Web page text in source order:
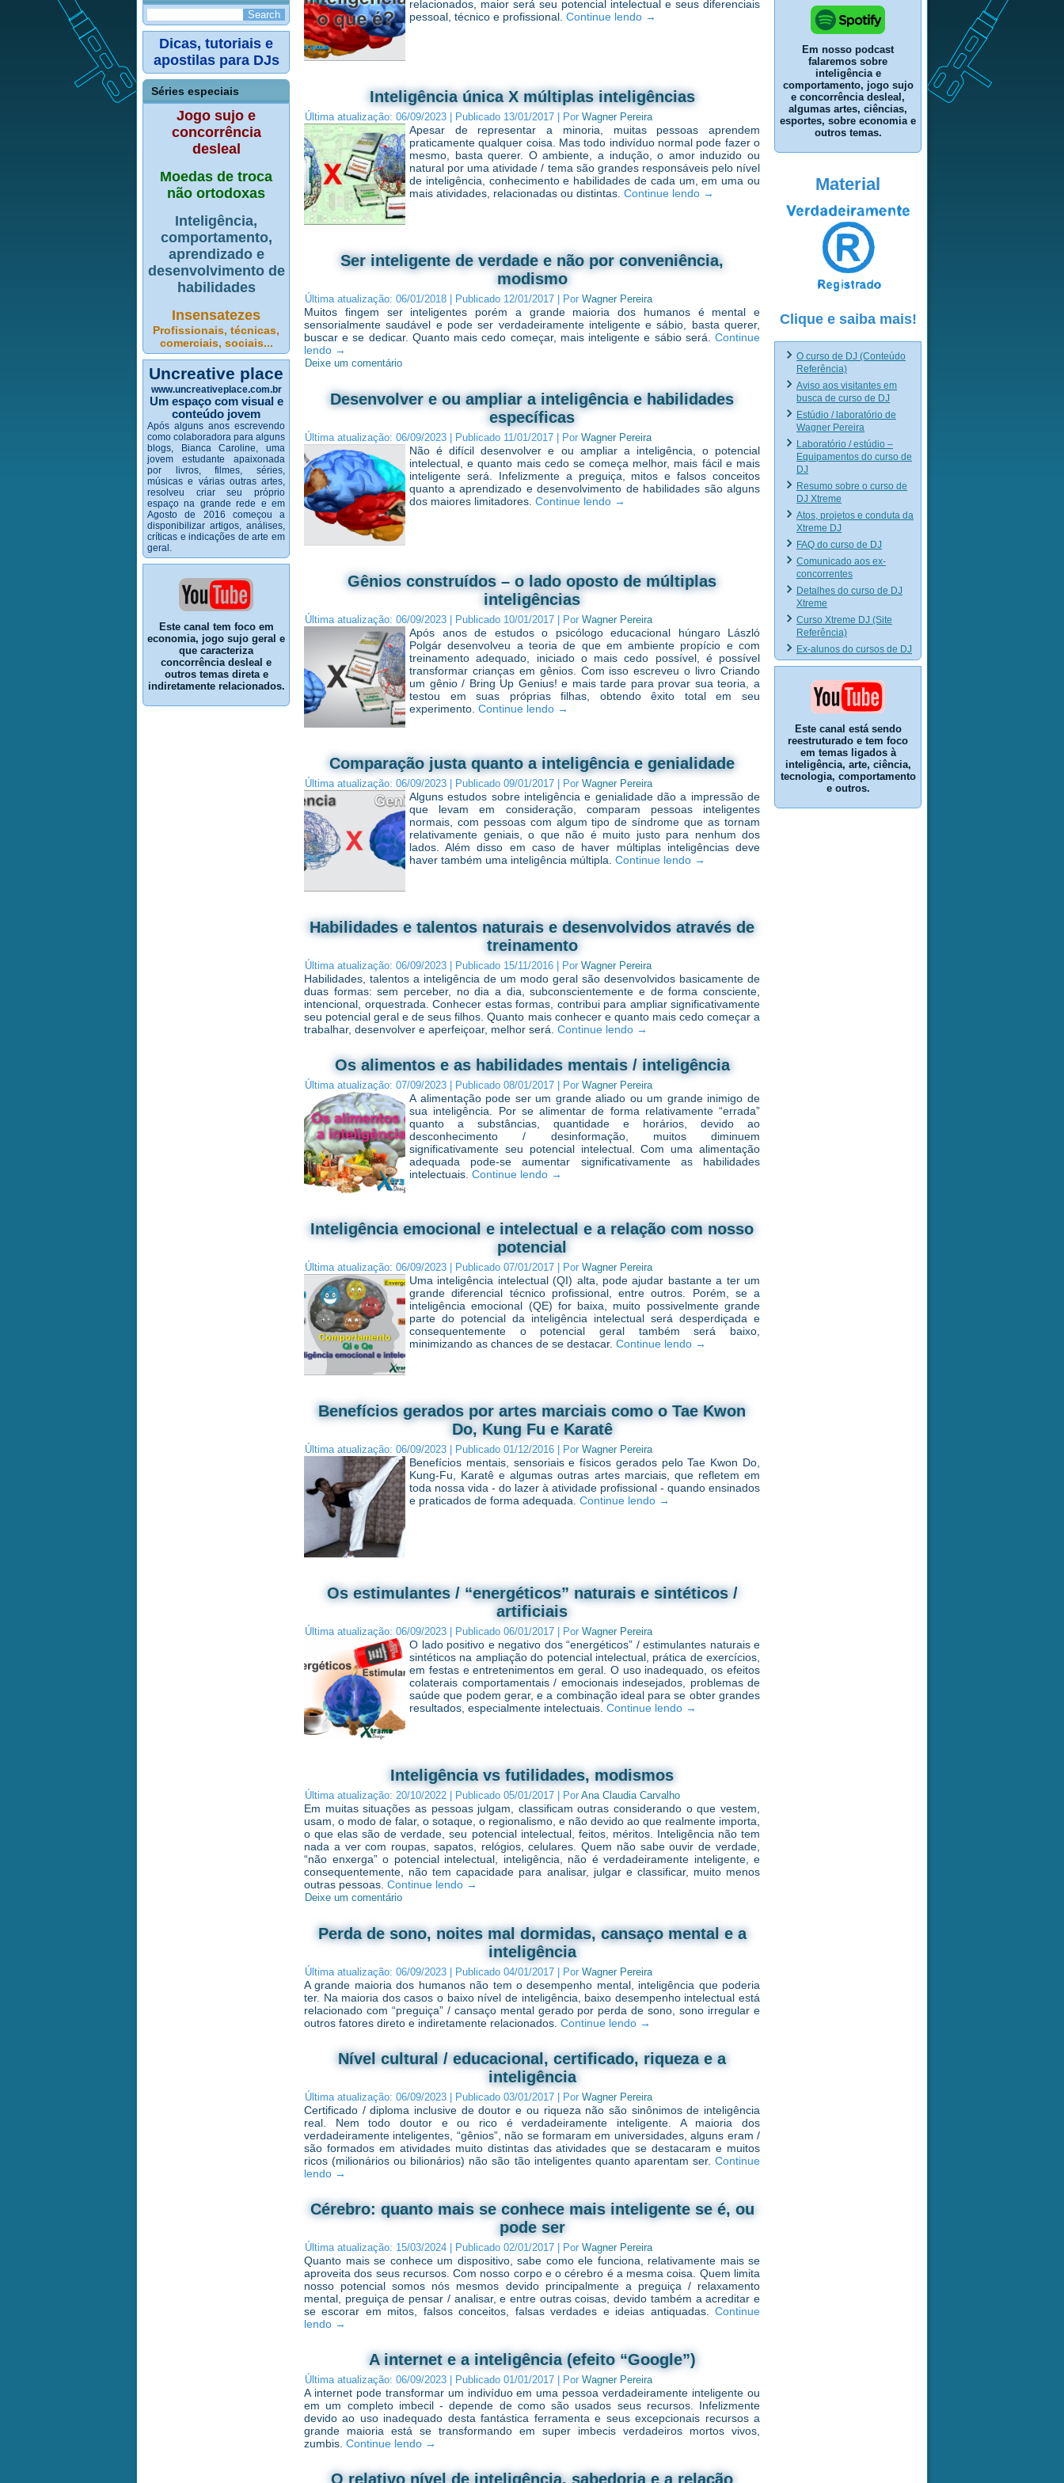
Dicas, tutoriais e
apostilas para DJs
Séries especiais
Jogo sujo e
concorrência
desleal
Moedas de troca
não ortodoxas
Inteligência,
comportamento,
aprendizado e
desenvolvimento de
habilidades
Insensatezes
Profissionais, técnicas,
comerciais, sociais...
Uncreative place
www.uncreativeplace.com.br
Um espaço com visual e
conteúdo jovem
Após alguns anos escrevendo
como colaboradora para alguns
blogs, Bianca Caroline, uma
jovem estudante apaixonada
por livros, filmes, séries,
músicas e várias outras artes,
resolveu criar seu próprio
espaço na grande rede e em
Agosto de 2016 começou a
disponibilizar artigos, análises,
críticas e indicações de arte em
geral.
Este canal tem foco em
economia, jogo sujo geral e
que caracteriza
concorrência desleal e
outros temas direta e
indiretamente relacionados.
relacionados, maior será seu potencial intelectual e seus diferenciais
pessoal, técnico e profissional. Continue lendo →
Inteligência única X múltiplas inteligências
Última atualização: 06/09/2023 Publicado 13/01/2017 Por Wagner Pereira
Apesar de representar a minoria, muitas pessoas aprendem
praticamente qualquer coisa. Mas todo indivíduo normal pode fazer o
mesmo, basta querer. O ambiente, a indução, o amor induzido ou
natural por uma atividade / tema são grandes responsáveis pelo nível
de inteligência, conhecimento e habilidades de cada um, em uma ou
mais atividades, relacionadas ou distintas. Continue lendo →
Ser inteligente de verdade e não por conveniência,
modismo
Última atualização: 06/01/2018 Publicado 12/01/2017 Por Wagner Pereira
Muitos fingem ser inteligentes porém a grande maioria dos humanos é mental e
sensorialmente saudável e pode ser verdadeiramente inteligente e sábio, basta querer,
buscar e se dedicar. Quanto mais cedo começar, mais inteligente e sábio será. Continue
lendo →
Deixe um comentário
Desenvolver e ou ampliar a inteligência e habilidades
específicas
Última atualização: 06/09/2023 Publicado 11/01/2017 Por Wagner Pereira
Não é difícil desenvolver e ou ampliar a inteligência, o potencial
intelectual, e quanto mais cedo se começa melhor, mais fácil e mais
inteligente será. Infelizmente a preguiça, mitos e falsos conceitos
quanto a aprendizado e desenvolvimento de habilidades são alguns
dos maiores limitadores. Continue lendo →
Gênios construídos – o lado oposto de múltiplas
inteligências
Última atualização: 06/09/2023 Publicado 10/01/2017 Por Wagner Pereira
Após anos de estudos o psicólogo educacional húngaro László
Polgár desenvolveu a teoria de que em ambiente propício e com
treinamento adequado, iniciado o mais cedo possível, é possível
transformar crianças em gênios. Com isso escreveu o livro Criando
um gênio / Bring Up Genius! e mais tarde para provar sua teoria, a
testou em suas próprias filhas, obtendo êxito total em seu
experimento. Continue lendo →
Comparação justa quanto a inteligência e genialidade
Última atualização: 06/09/2023 Publicado 09/01/2017 Por Wagner Pereira
Alguns estudos sobre inteligência e genialidade dão a impressão de
que levam em consideração, comparam pessoas inteligentes
normais, com pessoas com algum tipo de síndrome que as tornam
relativamente geniais, o que não é muito justo para nenhum dos
lados. Além disso em caso de haver múltiplas inteligências deve
haver também uma inteligência múltipla. Continue lendo →
Habilidades e talentos naturais e desenvolvidos através de
treinamento
Última atualização: 06/09/2023 Publicado 15/11/2016 Por Wagner Pereira
Habilidades, talentos a inteligência de um modo geral são desenvolvidos basicamente de
duas formas: sem perceber, no dia a dia, subconscientemente e de forma consciente,
intencional, orquestrada. Conhecer estas formas, contribui para ampliar significativamente
seu potencial geral e de seus filhos. Quanto mais conhecer e quanto mais cedo começar a
trabalhar, desenvolver e aperfeiçoar, melhor será. Continue lendo →
Os alimentos e as habilidades mentais / inteligência
Última atualização: 07/09/2023 Publicado 08/01/2017 Por Wagner Pereira
A alimentação pode ser um grande aliado ou um grande inimigo de
sua inteligência. Por se alimentar de forma relativamente “errada”
quanto a substâncias, quantidade e horários, devido ao
desconhecimento / desinformação, muitos diminuem
significativamente seu potencial intelectual. Com uma alimentação
adequada pode-se aumentar significativamente as habilidades
intelectuais. Continue lendo →
Inteligência emocional e intelectual e a relação com nosso
potencial
Última atualização: 06/09/2023 Publicado 07/01/2017 Por Wagner Pereira
Uma inteligência intelectual (QI) alta, pode ajudar bastante a ter um
grande diferencial técnico profissional, entre outros. Porém, se a
inteligência emocional (QE) for baixa, muito possivelmente grande
parte do potencial da inteligência intelectual será desperdiçada e
consequentemente o potencial geral também será baixo,
minimizando as chances de se destacar. Continue lendo →
Benefícios gerados por artes marciais como o Tae Kwon
Do, Kung Fu e Karatê
Última atualização: 06/09/2023 Publicado 01/12/2016 Por Wagner Pereira
Benefícios mentais, sensoriais e físicos gerados pelo Tae Kwon Do,
Kung-Fu, Karatê e algumas outras artes marciais, que refletem em
toda nossa vida - do lazer à atividade profissional - quando ensinados
e praticados de forma adequada. Continue lendo →
Os estimulantes / “energéticos” naturais e sintéticos /
artificiais
Última atualização: 06/09/2023 Publicado 06/01/2017 Por Wagner Pereira
O lado positivo e negativo dos “energéticos” / estimulantes naturais e
sintéticos na ampliação do potencial intelectual, prática de exercícios,
em festas e entretenimentos em geral. O uso inadequado, os efeitos
colaterais comportamentais / emocionais indesejados, problemas de
saúde que podem gerar, e a combinação ideal para se obter grandes
resultados, especialmente intelectuais. Continue lendo →
Inteligência vs futilidades, modismos
Última atualização: 20/10/2022 Publicado 05/01/2017 Por Ana Claudia Carvalho
Em muitas situações as pessoas julgam, classificam outras considerando o que vestem,
usam, o modo de falar, o sotaque, o regionalismo, e não devido ao que realmente importa,
o que elas são de verdade, seu potencial intelectual, feitos, méritos. Inteligência não tem
nada a ver com roupas, sapatos, relógios, celulares. Quem não sabe ouvir de verdade,
“não enxerga” o potencial intelectual, inteligência, não é verdadeiramente inteligente, e
consequentemente, não tem capacidade para analisar, julgar e classificar, muito menos
outras pessoas. Continue lendo →
Deixe um comentário
Perda de sono, noites mal dormidas, cansaço mental e a
inteligência
Última atualização: 06/09/2023 Publicado 04/01/2017 Por Wagner Pereira
A grande maioria dos humanos não tem o desempenho mental, inteligência que poderia
ter. Na maioria dos casos o baixo nível de inteligência, baixo desempenho intelectual está
relacionado com “preguiça” / cansaço mental gerado por perda de sono, sono irregular e
outros fatores direto e indiretamente relacionados. Continue lendo →
Nível cultural / educacional, certificado, riqueza e a
inteligência
Última atualização: 06/09/2023 Publicado 03/01/2017 Por Wagner Pereira
Certificado / diploma inclusive de doutor e ou riqueza não são sinônimos de inteligência
real. Nem todo doutor e ou rico é verdadeiramente inteligente. A maioria dos
verdadeiramente inteligentes, “gênios”, não se formaram em universidades, alguns eram /
são formados em atividades muito distintas das atividades que se destacaram e muitos
ricos (milionários ou bilionários) não são tão inteligentes quanto aparentam ser. Continue
lendo →
Cérebro: quanto mais se conhece mais inteligente se é, ou
pode ser
Última atualização: 15/03/2024 Publicado 02/01/2017 Por Wagner Pereira
Quanto mais se conhece um dispositivo, sabe como ele funciona, relativamente mais se
aproveita dos seus recursos. Com nosso corpo e o cérebro é a mesma coisa. Quem limita
nosso potencial somos nós mesmos devido principalmente a preguiça / relaxamento
mental, preguiça de pensar / analisar, e entre outras coisas, devido também a acreditar e
se escorar em mitos, falsos conceitos, falsas verdades e ideias antiquadas. Continue
lendo →
A internet e a inteligência (efeito “Google”)
Última atualização: 06/09/2023 Publicado 01/01/2017 Por Wagner Pereira
A internet pode transformar um indivíduo em uma pessoa verdadeiramente inteligente ou
em um completo imbecil - depende de como são usados seus recursos. Infelizmente
devido ao uso inadequado desta fantástica ferramenta e seus excepcionais recursos a
grande maioria está se transformando em super imbecis verdadeiros mortos vivos,
zumbis. Continue lendo →
O relativo nível de inteligência, sabedoria e a relação
Em nosso podcast
falaremos sobre
inteligência e
comportamento, jogo sujo
e concorrência desleal,
algumas artes, ciências,
esportes, sobre economia e
outros temas.
Material
Clique e saiba mais!
O curso de DJ (Conteúdo
Referência)
Aviso aos visitantes em
busca de curso de DJ
Estúdio / laboratório de
Wagner Pereira
Laboratório / estúdio –
Equipamentos do curso de
DJ
Resumo sobre o curso de
DJ Xtreme
Atos, projetos e conduta da
Xtreme DJ
FAQ do curso de DJ
Comunicado aos ex-
concorrentes
Detalhes do curso de DJ
Xtreme
Curso Xtreme DJ (Site
Referência)
Ex-alunos do cursos de DJ
Este canal está sendo
reestruturado e tem foco
em temas ligados à
inteligência, arte, ciência,
tecnologia, comportamento
e outros.